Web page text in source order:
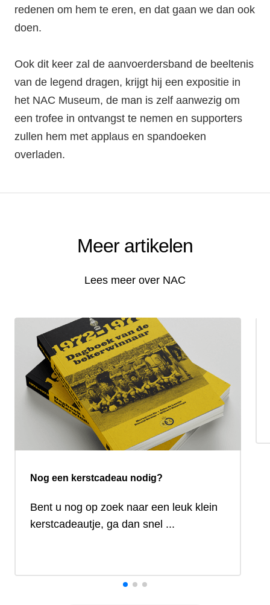
redenen om hem te eren, en dat gaan we dan ook
doen.
Ook dit keer zal de aanvoerdersband de beeltenis
van de legend dragen, krijgt hij een expositie in
het NAC Museum, de man is zelf aanwezig om
een trofee in ontvangst te nemen en supporters
zullen hem met applaus en spandoeken
overladen.
Meer artikelen
Lees meer over NAC
Nog een kerstcadeau nodig?
Bent u nog op zoek naar een leuk klein
kerstcadeautje, ga dan snel ...